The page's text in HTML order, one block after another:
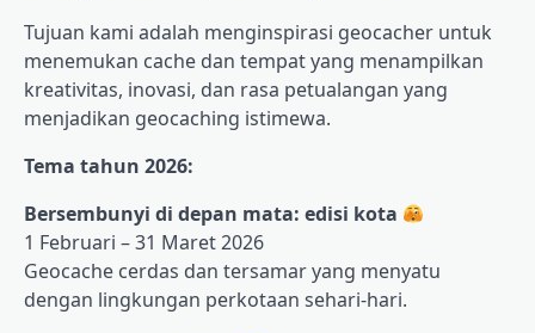
Tujuan kami adalah menginspirasi geocacher untuk
menemukan cache dan tempat yang menampilkan
kreativitas, inovasi, dan rasa petualangan yang
menjadikan geocaching istimewa.
Tema tahun 2026:
Bersembunyi di depan mata: edisi kota
1 Februari – 31 Maret 2026
Geocache cerdas dan tersamar yang menyatu
dengan lingkungan perkotaan sehari-hari.